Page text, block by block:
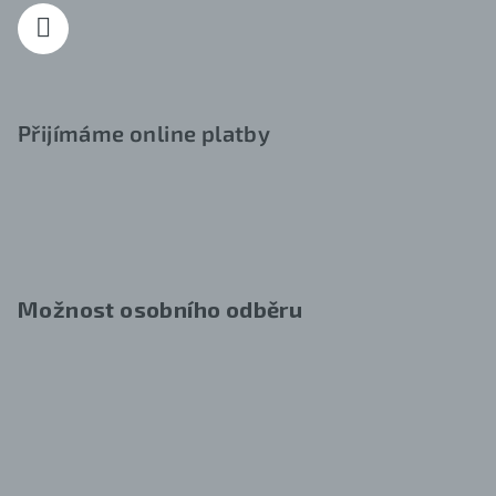
Přijímáme online platby
Možnost osobního odběru